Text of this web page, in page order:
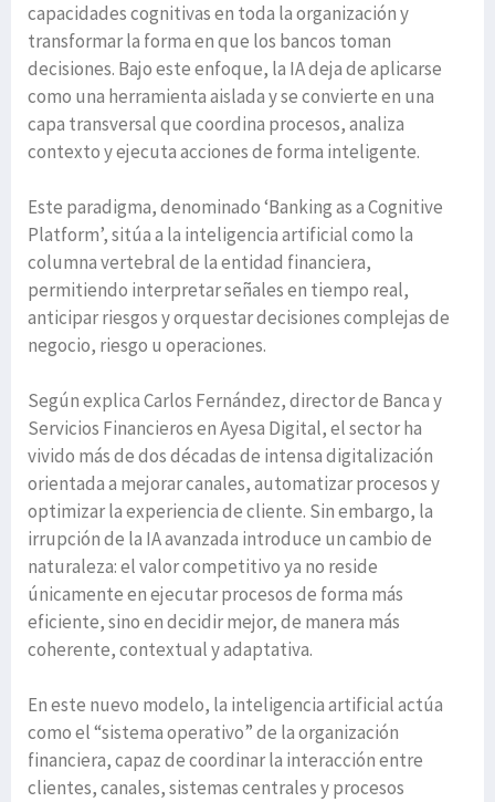
capacidades cognitivas en toda la organización y
transformar la forma en que los bancos toman
decisiones. Bajo este enfoque, la IA deja de aplicarse
como una herramienta aislada y se convierte en una
capa transversal que coordina procesos, analiza
contexto y ejecuta acciones de forma inteligente.
Este paradigma, denominado ‘Banking as a Cognitive
Platform’, sitúa a la inteligencia artificial como la
columna vertebral de la entidad financiera,
permitiendo interpretar señales en tiempo real,
anticipar riesgos y orquestar decisiones complejas de
negocio, riesgo u operaciones.
Según explica Carlos Fernández, director de Banca y
Servicios Financieros en Ayesa Digital, el sector ha
vivido más de dos décadas de intensa digitalización
orientada a mejorar canales, automatizar procesos y
optimizar la experiencia de cliente. Sin embargo, la
irrupción de la IA avanzada introduce un cambio de
naturaleza: el valor competitivo ya no reside
únicamente en ejecutar procesos de forma más
eficiente, sino en decidir mejor, de manera más
coherente, contextual y adaptativa.
En este nuevo modelo, la inteligencia artificial actúa
como el “sistema operativo” de la organización
financiera, capaz de coordinar la interacción entre
clientes, canales, sistemas centrales y procesos